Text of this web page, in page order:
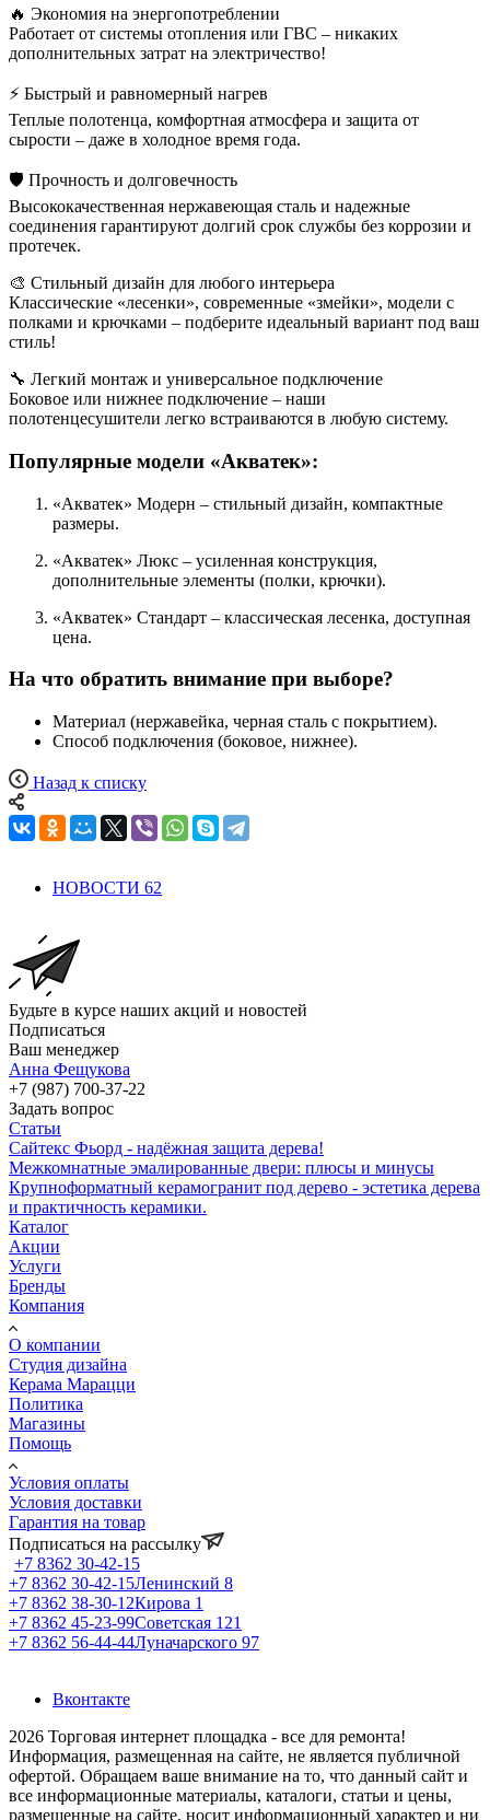
🔥 Экономия на энергопотреблении
Работает от системы отопления или ГВС – никаких
дополнительных затрат на электричество!
⚡ Быстрый и равномерный нагрев
Теплые полотенца, комфортная атмосфера и защита от
сырости – даже в холодное время года.
🛡️ Прочность и долговечность
Высококачественная нержавеющая сталь и надежные
соединения гарантируют долгий срок службы без коррозии и
протечек.
🎨 Стильный дизайн для любого интерьера
Классические «лесенки», современные «змейки», модели с
полками и крючками – подберите идеальный вариант под ваш
стиль!
🔧 Легкий монтаж и универсальное подключение
Боковое или нижнее подключение – наши
полотенцесушители легко встраиваются в любую систему.
Популярные модели «Акватек»:
«Акватек» Модерн – стильный дизайн, компактные
размеры.
«Акватек» Люкс – усиленная конструкция,
дополнительные элементы (полки, крючки).
«Акватек» Стандарт – классическая лесенка, доступная
цена.
На что обратить внимание при выборе?
Материал (нержавейка, черная сталь с покрытием).
Способ подключения (боковое, нижнее).
Назад к списку
НОВОСТИ 62
Будьте в курсе наших акций и новостей
Подписаться
Ваш менеджер
Анна Фещукова
+7 (987) 700-37-22
Задать вопрос
Статьи
Сайтекс Фьорд - надёжная защита дерева!
Межкомнатные эмалированные двери: плюсы и минусы
Крупноформатный керамогранит под дерево - эстетика дерева
и практичность керамики.
Каталог
Акции
Услуги
Бренды
Компания
О компании
Студия дизайна
Керама Марацци
Политика
Магазины
Помощь
Условия оплаты
Условия доставки
Гарантия на товар
Подписаться на рассылку
+7 8362 30-42-15
+7 8362 30-42-15Ленинский 8
+7 8362 38-30-12Кирова 1
+7 8362 45-23-99Советская 121
+7 8362 56-44-44Луначарского 97
Вконтакте
2026 Торговая интернет площадка - все для ремонта!
Информация, размещенная на сайте, не является публичной
офертой. Обращаем ваше внимание на то, что данный сайт и
все информационные материалы, каталоги, статьи и цены,
размещенные на сайте, носит информационный характер и ни